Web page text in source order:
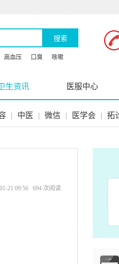
搜索
高血压 口臭 咳嗽
生资讯 医服中心
| 中医 | 微信 | 医学会 | 拓
21 09:56 694 次阅读